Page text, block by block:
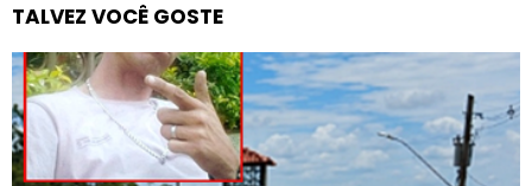
TALVEZ VOCÊ GOSTE